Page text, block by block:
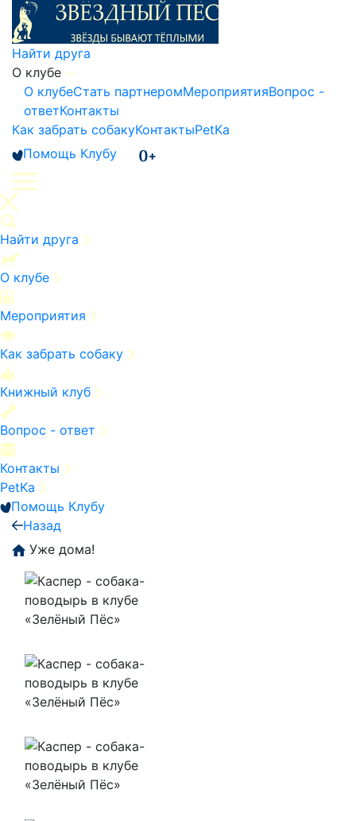
Найти друга
О клубе
О клубеСтать партнеромМероприятияВопрос -
ответКонтакты
Как забрать собакуКонтактыPetKa
Помощь Клубу
Найти друга
О клубе
Мероприятия
Как забрать собаку
Книжный клуб
Вопрос - ответ
Контакты
PetKa
Помощь Клубу
Назад
Уже дома!